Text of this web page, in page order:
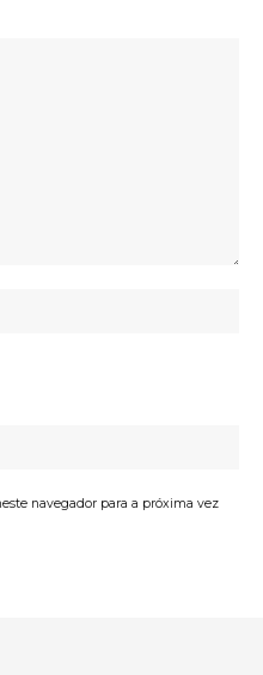
navegador para a próxima vez